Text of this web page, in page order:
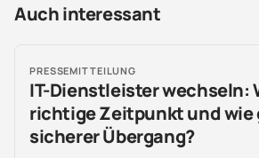
Auch interessant
PRESSEMITTEILUNG
IT-Dienstleister wechseln:
richtige Zeitpunkt und wie
sicherer Übergang?